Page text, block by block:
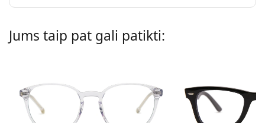
Jums taip pat gali patikti: